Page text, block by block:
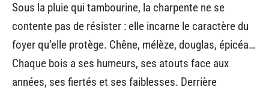
Sous la pluie qui tambourine, la charpente ne se
contente pas de résister : elle incarne le caractère du
foyer qu’elle protège. Chêne, mélèze, douglas, épicéa…
Chaque bois a ses humeurs, ses atouts face aux
années, ses fiertés et ses faiblesses. Derrière